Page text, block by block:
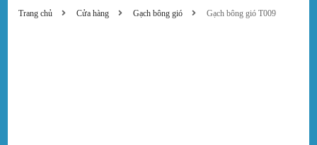
Trang chủ Cửa hàng Gạch bông gió Gạch bông gió T009